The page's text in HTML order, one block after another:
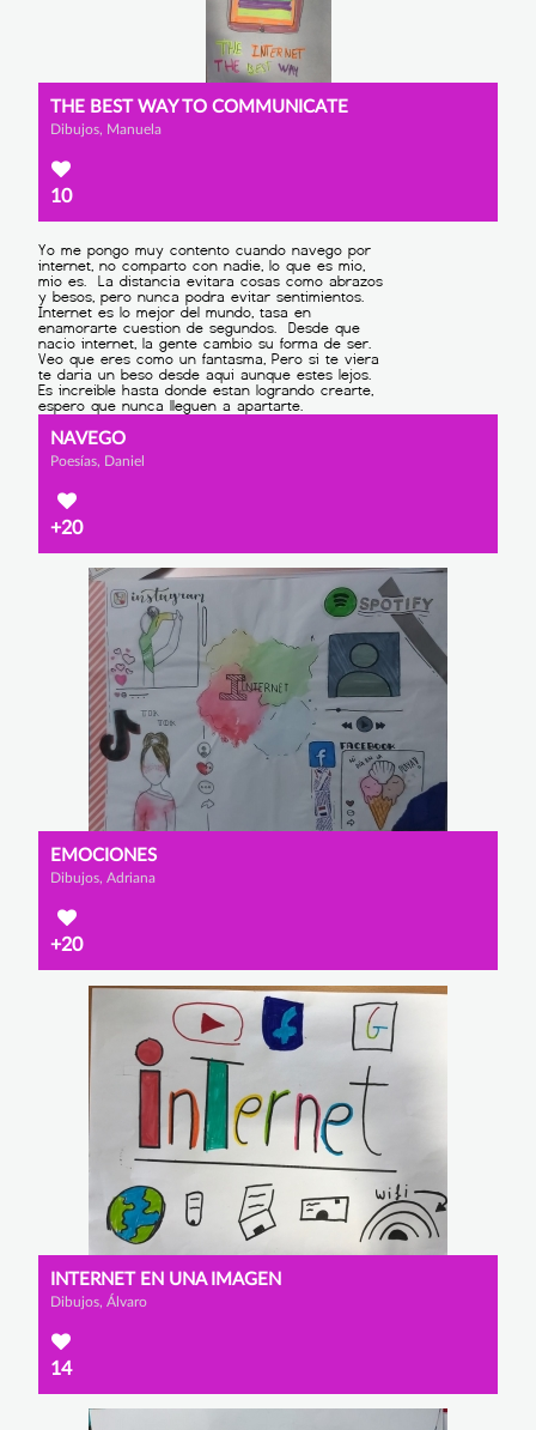
THE BEST WAY TO COMMUNICATE
Dibujos, Manuela
10
NAVEGO
Poesías, Daniel
+20
EMOCIONES
Dibujos, Adriana
+20
INTERNET EN UNA IMAGEN
Dibujos, Álvaro
14